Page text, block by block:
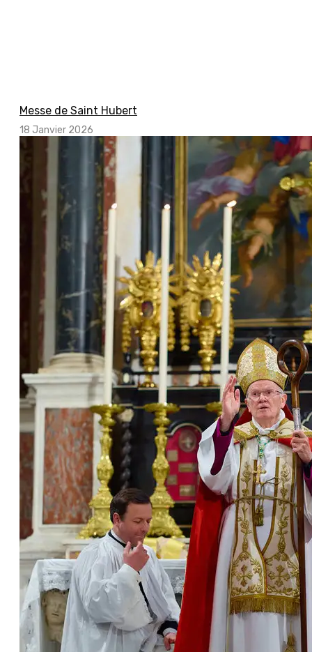
Messe de Saint Hubert
18 Janvier 2026